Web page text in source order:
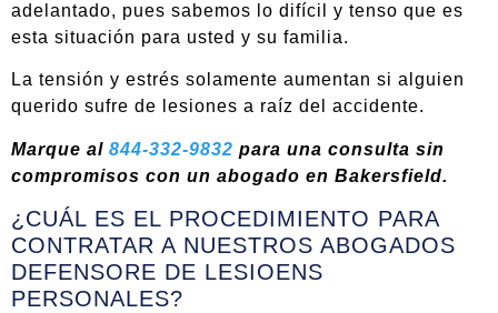
adelantado, pues sabemos lo difícil y tenso que es
esta situación para usted y su familia.
La tensión y estrés solamente aumentan si alguien
querido sufre de lesiones a raíz del accidente.
Marque al 844-332-9832 para una consulta sin
compromisos con un abogado en Bakersfield.
¿CUÁL ES EL PROCEDIMIENTO PARA
CONTRATAR A NUESTROS ABOGADOS
DEFENSORE DE LESIOENS
PERSONALES?